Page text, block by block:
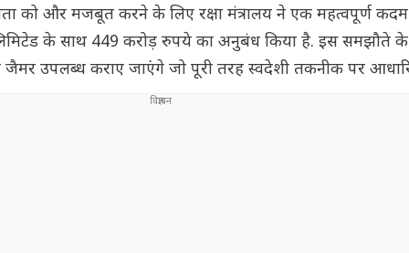
को और मजबूत करने के लिए रक्षा मंत्रालय ने एक महत्वपूर्ण
लिमिटेड के साथ 449 करोड़ रुपये का अनुबंध किया है. इस समझौते
जैमर उपलब्ध कराए जाएंगे जो पूरी तरह स्वदेशी तकनीक पर